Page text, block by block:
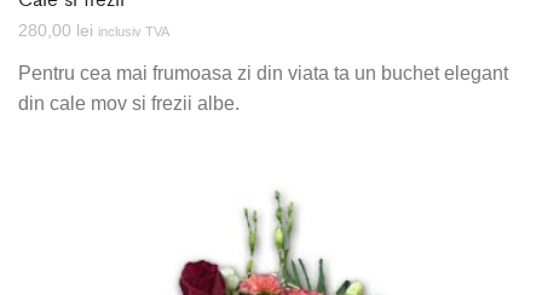
280,00 lei inclusiv TVA
Pentru cea mai frumoasa zi din viata ta un buchet elegant
din cale mov si frezii albe.